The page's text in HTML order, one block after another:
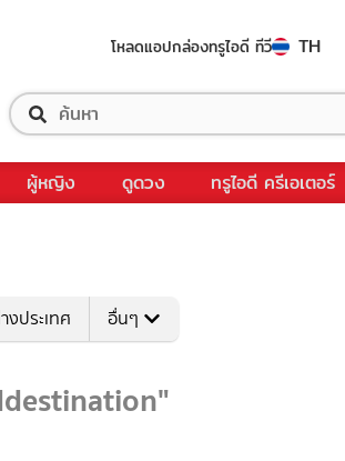
โหลดแอปกล่องทรูไอดี ทีวี TH
ผู้หญิง ดูดวง ทรูไอดี ครีเอเตอร์
งประเทศ อื่นๆ